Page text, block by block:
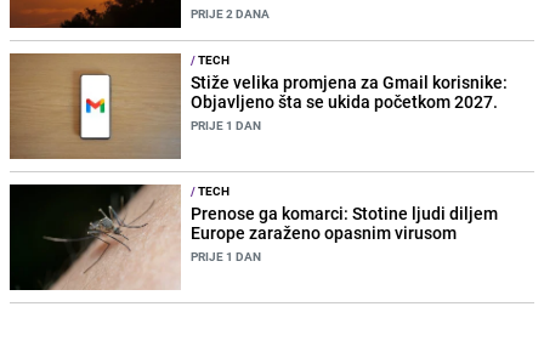
PRIJE 2 DANA
/TECH
Stiže velika promjena za Gmail korisnike:
Objavljeno šta se ukida početkom 2027.
PRIJE 1 DAN
/TECH
Prenose ga komarci: Stotine ljudi diljem
Europe zaraženo opasnim virusom
PRIJE 1 DAN